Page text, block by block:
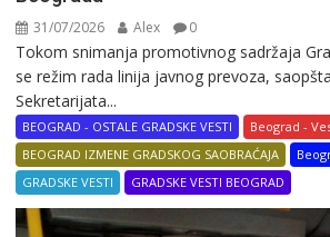
31/07/2026 Alex 0
Tokom snimanja promotivnog sadržaja
se režim rada linija javnog prevoza,
Sekretarijata...
BEOGRAD - OSTALE GRADSKE VESTI
Beograd -
BEOGRAD IZMENE GRADSKOG SAOBRAĆAJA
GRADSKE VESTI
GRADSKE VESTI BEOGRAD